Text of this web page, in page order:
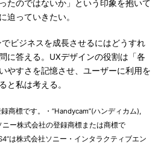
たのではないか」という印象を抱いて
迫っていきたい。
ビジネスを成長させるにはどうすれ
に答える。UXデザインの役割は「各
やすさを記憶させ、ユーザーに利用を
と私は考える。
録商標です。・”Handycam”(ハンディカム),
ニー株式会社の登録商標または商標で
は株式会社ソニー・インタラクティブエン